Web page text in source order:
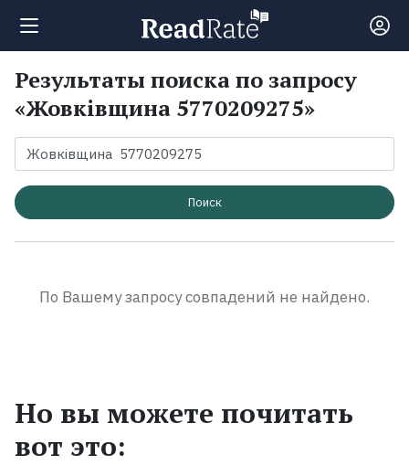
Поиск
Новости
Рейтинги
Результаты поиска по запросу
«Жовківщина 5770209275»
Поиск
По Вашему запросу совпадений не найдено.
Но вы можете почитать
вот это: